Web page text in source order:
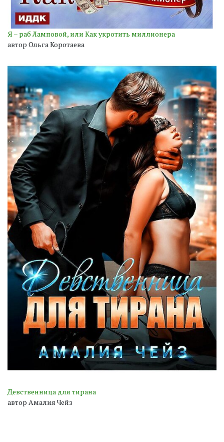
Я – раб Ламповой, или Как укротить миллионера
автор Ольга Коротаева
Девственница для тирана
автор Амалия Чейз